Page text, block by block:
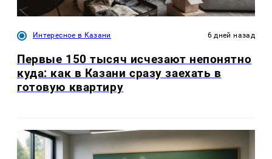
Интересное в Казани 6 дней назад
Первые 150 тысяч исчезают непонятно
куда: как в Казани сразу заехать в
готовую квартиру